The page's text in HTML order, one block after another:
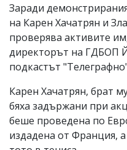
откриете
обиден
за
вас
коментар,
моля
ни!
Заради
на Карен Хачатрян и
проверява активите
директорът на ГДБОП
подкастът
Карен Хачатрян, брат
бяха задържани при
беше проведена по
издадена от Франция,